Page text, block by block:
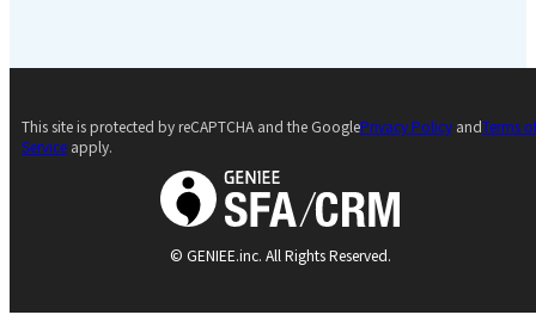
© GENIEE.inc. All Rights Reserved.
This site is protected by reCAPTCHA and the GooglePrivacy Policy andTerms
Service apply.